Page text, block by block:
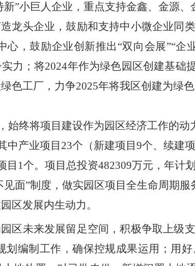
”小巨人企业，重点支持金鑫、金源、
龙头企业，鼓励和支持中小微企业同
心，鼓励企业创新推出 “双向会展”“企
力；将2024年作为绿色园区创建基础
色工厂，力争2025年将我区创建为绿色
始终将项目建设作为园区经济工作的动
产业项目23个（新建项目9个、续建
1个。项目总投资482309万元，年计划
面”制度，做实园区项目全生命周期
区发展内生动力。
区未来发展留足空间，积极争取上级
划编制工作，确保控规成果运用；用